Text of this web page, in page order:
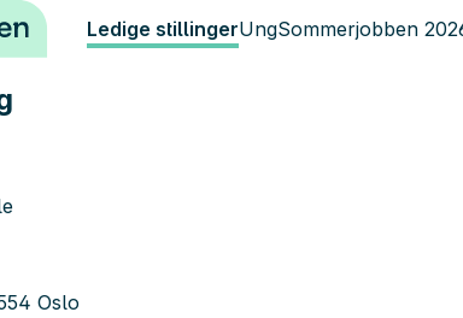
Ledige stillingerUngSommerjobben
Oslo